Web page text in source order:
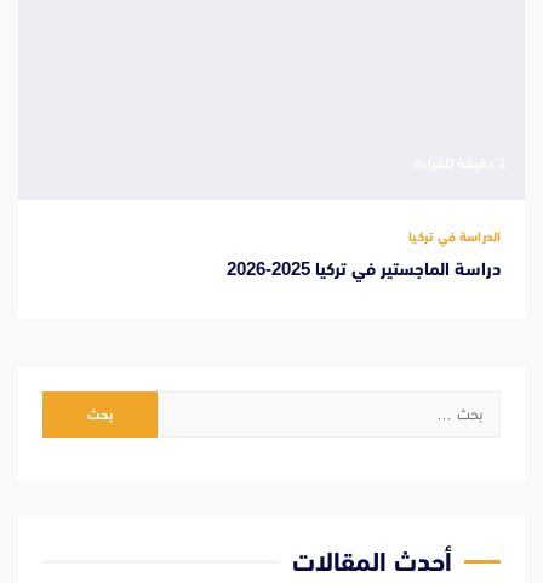
الدراسة في تركيا
دراسة الماجستير في تركيا 2025-2026
البحث
أحدث المقالات